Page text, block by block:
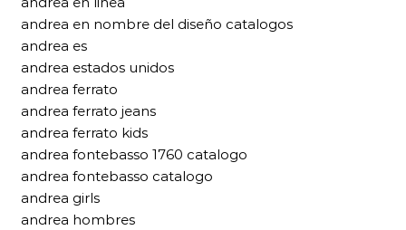
andrea en nombre del diseño catalogos
andrea es
andrea estados unidos
andrea ferrato
andrea ferrato jeans
andrea ferrato kids
andrea fontebasso 1760 catalogo
andrea fontebasso catalogo
andrea girls
andrea hombres